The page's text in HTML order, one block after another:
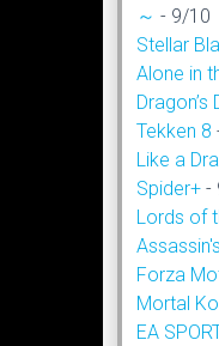
～ - 9/10
Stellar
Alone in
Tekken 8
Like a
Spider+ -
Lords of
Forza
Mortal
EA